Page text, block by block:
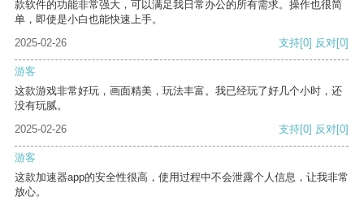
款软件的功能非常强大，可以满足我日常办公的所有需求。操作也很简
单，即使是小白也能快速上手。
2025-02-26
支持[0] 反对[0]
游客
这款游戏非常好玩，画面精美，玩法丰富。我已经玩了好几个小时，还
没有玩腻。
2025-02-26
支持[0] 反对[0]
游客
这款加速器app的安全性很高，使用过程中不会泄露个人信息，让我非常
放心。